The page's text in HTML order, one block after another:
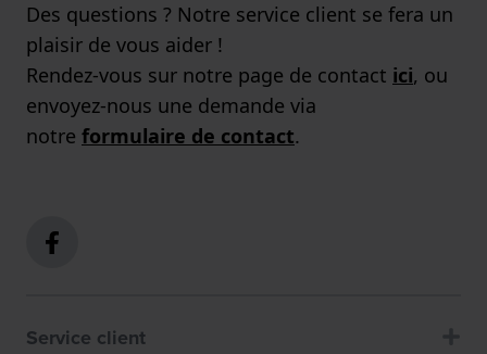
Des questions ? Notre service client se fera un
plaisir de vous aider !
Rendez-vous sur notre page de contact ici, ou
envoyez-nous une demande via
notre formulaire de contact.
Service client